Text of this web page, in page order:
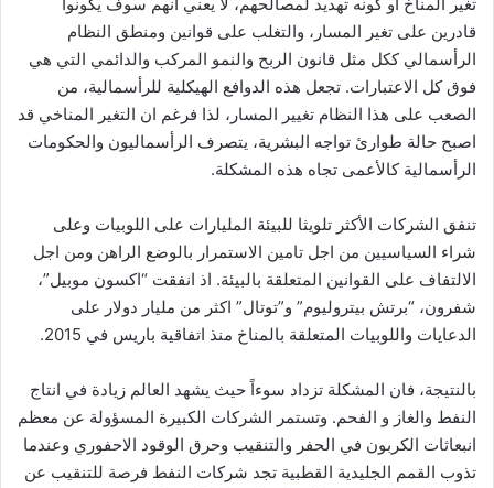
قادرين على تغير المسار، والتغلب على قوانين ومنطق النظام
الرأسمالي ككل مثل قانون الربح والنمو المركب والدائمي التي هي
فوق كل الاعتبارات. تجعل هذه الدوافع الهيكلية للرأسمالية، من
الصعب على هذا النظام تغيير المسار، لذا فرغم ان التغير المناخي قد
اصبح حالة طوارئ تواجه البشرية، يتصرف الرأسماليون والحكومات
الرأسمالية كالأعمى تجاه هذه المشكلة.
تنفق الشركات الأكثر تلويثا للبيئة المليارات على اللوبيات وعلى
شراء السياسيين من اجل تامين الاستمرار بالوضع الراهن ومن اجل
الالتفاف على القوانين المتعلقة بالبيئة. اذ انفقت “اكسون موبيل”،
شفرون، “برتش بيتروليوم” و”توتال” اكثر من مليار دولار على
الدعايات واللوبيات المتعلقة بالمناخ منذ اتفاقية باريس في 2015.
بالنتيجة، فان المشكلة تزداد سوءاً حيث يشهد العالم زيادة في انتاج
النفط والغاز و الفحم. وتستمر الشركات الكبيرة المسؤولة عن معظم
انبعاثات الكربون في الحفر والتنقيب وحرق الوقود الاحفوري وعندما
تذوب القمم الجليدية القطبية تجد شركات النفط فرصة للتنقيب عن